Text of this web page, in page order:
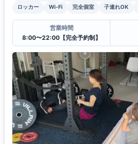
ロッカー
Wi-Fi 完全個室 子連れOK
営業時間
8:00〜22:00【完全予約制】